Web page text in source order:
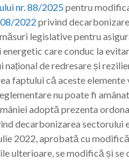
nr. 88/2025pentru
2022 privind
legislative pentru
care conduc la
național de redresare și
faptului că aceste
nu poate fi
adoptă prezenta
decarbonizarea sectorului
2022, aprobată cu
ulterioare, se modifică și se